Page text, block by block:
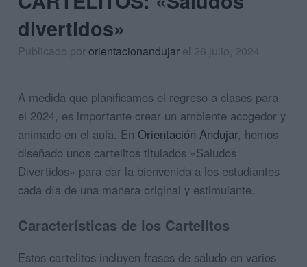
divertidos»
Publicado pororientacionandujar el 26 julio, 2024
A medida que planificamos el regreso a clases para
el 2024, es importante crear un ambiente acogedor y
animado en el aula. En Orientación Andujar, hemos
diseñado unos cartelitos titulados «Saludos
Divertidos» para dar la bienvenida a los estudiantes
cada día de una manera original y estimulante.
Características de los Cartelitos
Estos cartelitos incluyen frases de saludo en varios